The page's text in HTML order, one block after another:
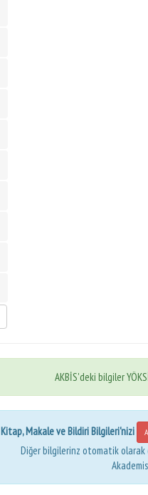
AKBİS'deki bilgiler
Kitap, Makale ve Bildiri Bilgileri'nizi
Diğer bilgilerinz otomatik